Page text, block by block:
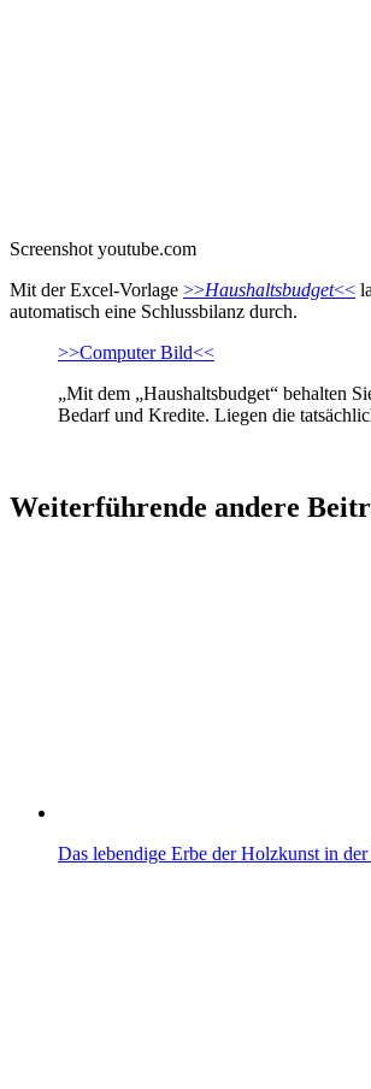
Screenshot youtube.com
Mit der Excel-Vorlage >>Haushaltsbudget<<
automatisch eine Schlussbilanz durch.
>>Computer Bild<<
„Mit dem „Haushaltsbudget“ behalten
Bedarf und Kredite. Liegen die
Weiterführende andere
Das lebendige Erbe der Holzkunst in